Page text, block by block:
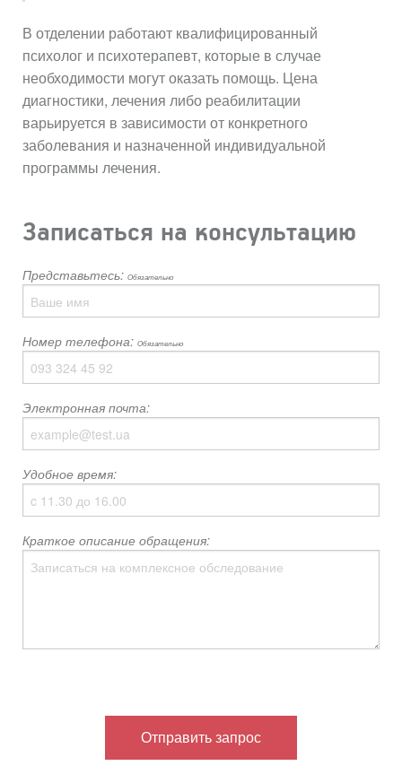
В отделении работают квалифицированный
психолог и психотерапевт, которые в случае
необходимости могут оказать помощь. Цена
диагностики, лечения либо реабилитации
варьируется в зависимости от конкретного
заболевания и назначенной индивидуальной
программы лечения.
Записаться на консультацию
Представьтесь: Обязательно
Номер телефона: Обязательно
Электронная почта:
Удобное время:
Краткое описание обращения: